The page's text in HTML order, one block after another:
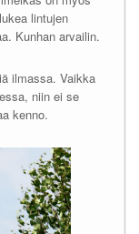
lintujen
Kunhan arvailin.
ilmassa. Vaikka
niin ei se
kenno.